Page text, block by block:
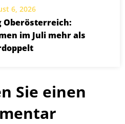
6, 2026
Oberösterreich:
im Juli mehr als
Sie einen